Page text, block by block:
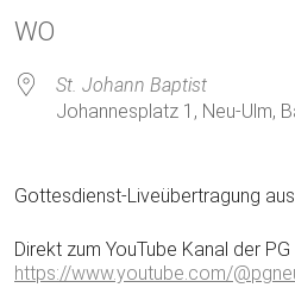
WO
St. Johann Baptist
Johannesplatz 1, Neu-Ulm,
Gottesdienst-Liveübertragung
Direkt zum YouTube Kanal der PG
https://www.youtube.com/